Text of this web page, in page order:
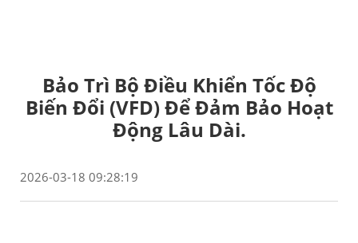
Bảo Trì Bộ Điều Khiển Tốc Độ
Biến Đổi (VFD) Để Đảm Bảo Hoạt
Động Lâu Dài.
2026-03-18 09:28:19